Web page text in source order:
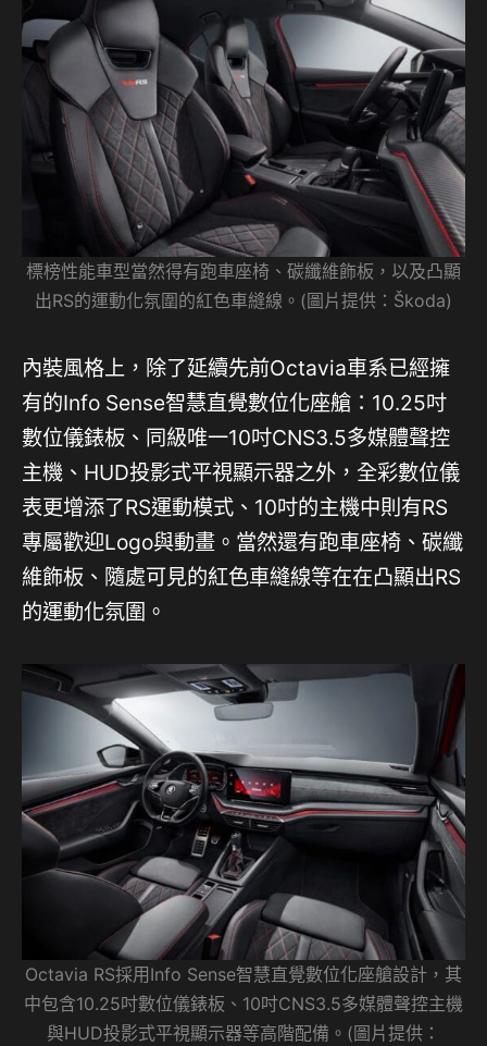
標榜性能車型當然得有跑車座椅、碳纖維飾板，以及凸顯
出RS的運動化氛圍的紅色車縫線。(圖片提供：Škoda)
內裝風格上，除了延續先前Octavia車系已經擁
有的Info Sense智慧直覺數位化座艙：10.25吋
數位儀錶板、同級唯一10吋CNS3.5多媒體聲控
主機、HUD投影式平視顯示器之外，全彩數位儀
表更增添了RS運動模式、10吋的主機中則有RS
專屬歡迎Logo與動畫。當然還有跑車座椅、碳纖
維飾板、隨處可見的紅色車縫線等在在凸顯出RS
的運動化氛圍。
Octavia RS採用Info Sense智慧直覺數位化座艙設計，其
中包含10.25吋數位儀錶板、10吋CNS3.5多媒體聲控主機
與HUD投影式平視顯示器等高階配備。(圖片提供：